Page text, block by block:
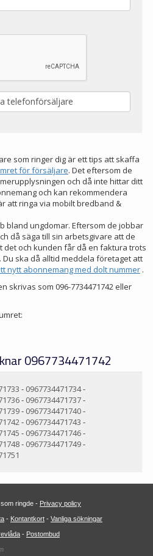
som ringer dig är ett tips att skaffa
för försäljare. Det eftersom de
och då inte hittar ditt
och kan rekommendera
att ringa via mobilt bredband &
bland ungdomar. Eftersom de jobbar
då säga till sin arbetsgivare att de
det och kunden får då en faktura trots
ska då alltid meddela företaget att
nytt abonnemang med dolt nummer .
skrivas som 096-7734471742 eller
0967734471742
- 0967734471734-
- 0967734471737-
- 0967734471740-
- 0967734471743 -
- 0967734471746-
- 0967734471749-
ringde - Privacy policy
- Kontantkort - Vanliga sökningar
- Postombud